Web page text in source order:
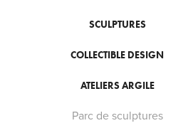
SCULPTURES
COLLECTIBLE DESIGN
ATELIERS ARGILE
Parc de sculptures